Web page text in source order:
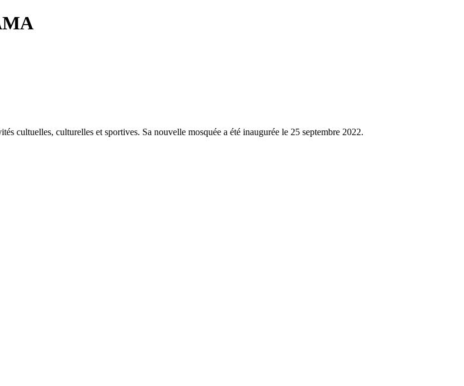
cultuelles, culturelles et sportives. Sa nouvelle mosquée a été inaugurée le 25 septembre 2022.